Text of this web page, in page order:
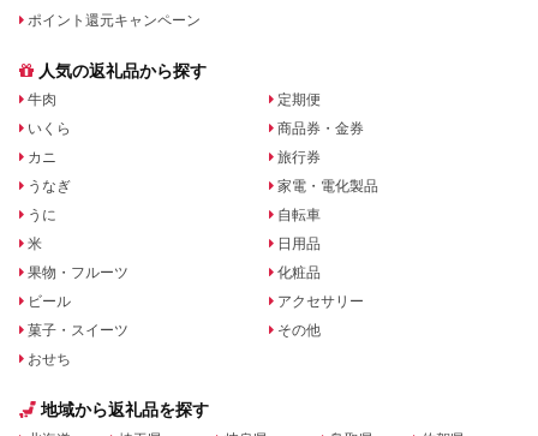
ポイント還元キャンペーン
人気の返礼品から探す
牛肉
いくら
カニ
うなぎ
うに
米
果物・フルーツ
ビール
菓子・スイーツ
おせち
定期便
商品券・金券
旅行券
家電・電化製品
自転車
日用品
化粧品
アクセサリー
その他
地域から返礼品を探す